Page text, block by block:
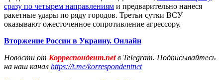
сразу по четырем направлениям и предварительно нанеся
ракетные удары по ряду городов. Третьи сутки ВСУ
оказывают ожесточенное сопротивление агрессору.
Вторжение России в Украину. Онлайн
Новости от Корреспондент.netв Telegram. Подписывайтесь
на наш канал https://t.me/korrespondentnet